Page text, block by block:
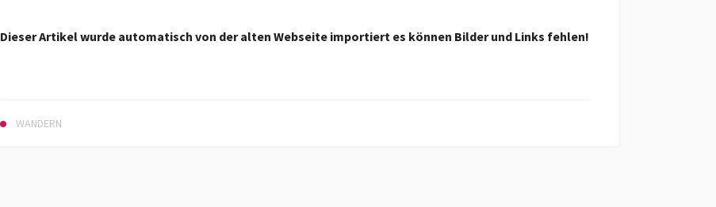
Dieser Artikel wurde automatisch von der alten Webseite importiert es können Bilder und Links fehlen!
WANDERN